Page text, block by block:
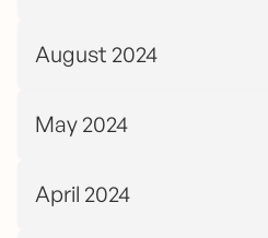
August 2024
May 2024
April 2024